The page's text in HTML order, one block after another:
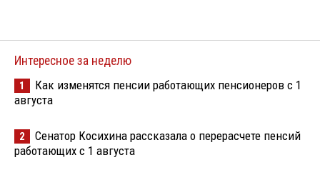
Интересное за неделю
1
Как изменятся пенсии работающих пенсионеров с 1
августа
2
Сенатор Косихина рассказала о перерасчете пенсий
работающих с 1 августа